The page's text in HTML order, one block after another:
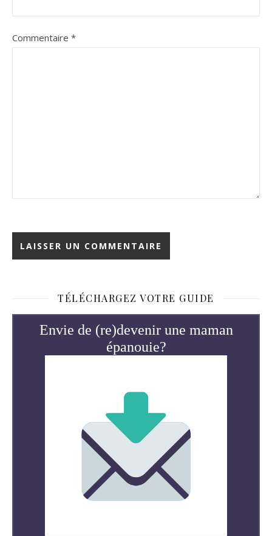
Commentaire *
TÉLÉCHARGEZ VOTRE GUIDE